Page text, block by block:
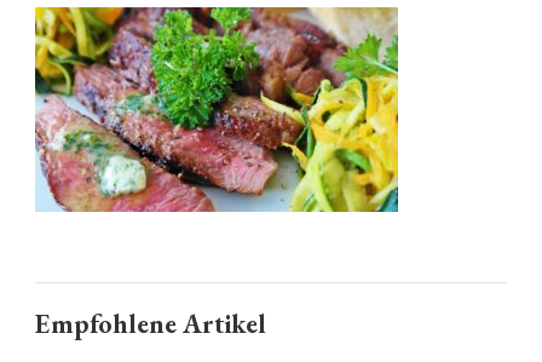
3640560_1280
Empfohlene Artikel